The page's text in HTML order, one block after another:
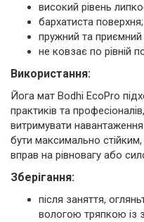
високий рівень
бархатиста поверхня;
пружний та
не ковзає по рівній
Використання:
Йога мат Bodhi EcoPro
практиків та
витримувати навантаження
бути максимально
вправ на рівновагу або
Зберігання:
після заняття,
вологою тряпкою із